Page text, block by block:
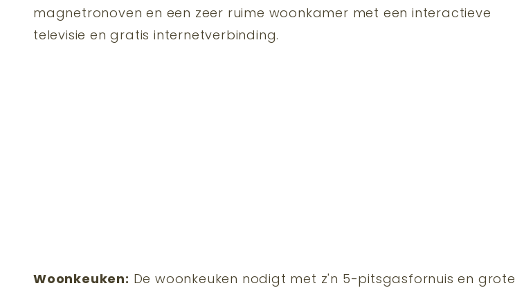
magnetronoven en een zeer ruime woonkamer met een interactieve
televisie en gratis internetverbinding.
Woonkeuken: De woonkeuken nodigt met z'n 5-pitsgasfornuis en grote